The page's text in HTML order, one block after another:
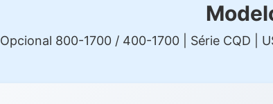
Opcional 800-1700 / 400-1700 | Série CQD |